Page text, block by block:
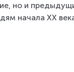
но и
начала XX